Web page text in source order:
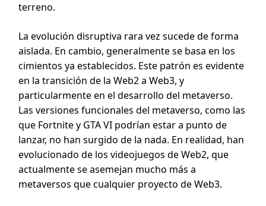
terreno.
La evolución disruptiva rara vez sucede de forma
aislada. En cambio, generalmente se basa en los
cimientos ya establecidos. Este patrón es evidente
en la transición de la Web2 a Web3, y
particularmente en el desarrollo del metaverso.
Las versiones funcionales del metaverso, como las
que Fortnite y GTA VI podrían estar a punto de
lanzar, no han surgido de la nada. En realidad, han
evolucionado de los videojuegos de Web2, que
actualmente se asemejan mucho más a
metaversos que cualquier proyecto de Web3.